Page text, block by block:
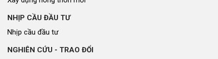
NHỊP CẦU ĐẦU TƯ
Nhịp cầu đầu tư
NGHIÊN CỨU - TRAO ĐỔI